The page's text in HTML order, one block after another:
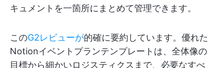
キュメントを一箇所にまとめて管理できます。
このG2レビューが的確に要約しています。優れた
Notionイベントプランテンプレートは、全体像の
目標から細かいロジスティクスまで、必要なすべ